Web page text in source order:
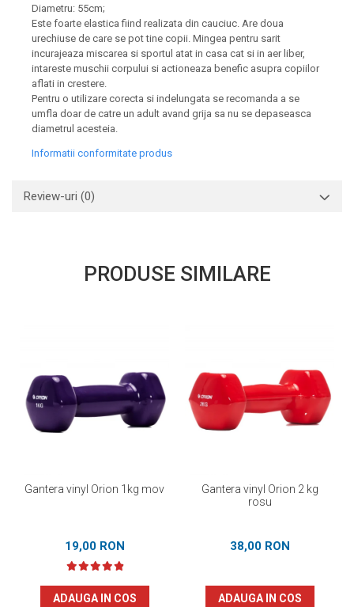
Diametru: 55cm;
Este foarte elastica fiind realizata din cauciuc. Are doua
urechiuse de care se pot tine copii. Mingea pentru sarit
incurajeaza miscarea si sportul atat in casa cat si in aer liber,
intareste muschii corpului si actioneaza benefic asupra copiilor
aflati in crestere.
Pentru o utilizare corecta si indelungata se recomanda a se
umfla doar de catre un adult avand grija sa nu se depaseasca
diametrul acesteia.
Informatii conformitate produs
Review-uri (0)
PRODUSE SIMILARE
Gantera vinyl Orion 1kg mov
19,00 RON
ADAUGA IN COS
Gantera vinyl Orion 2 kg
rosu
38,00 RON
ADAUGA IN COS